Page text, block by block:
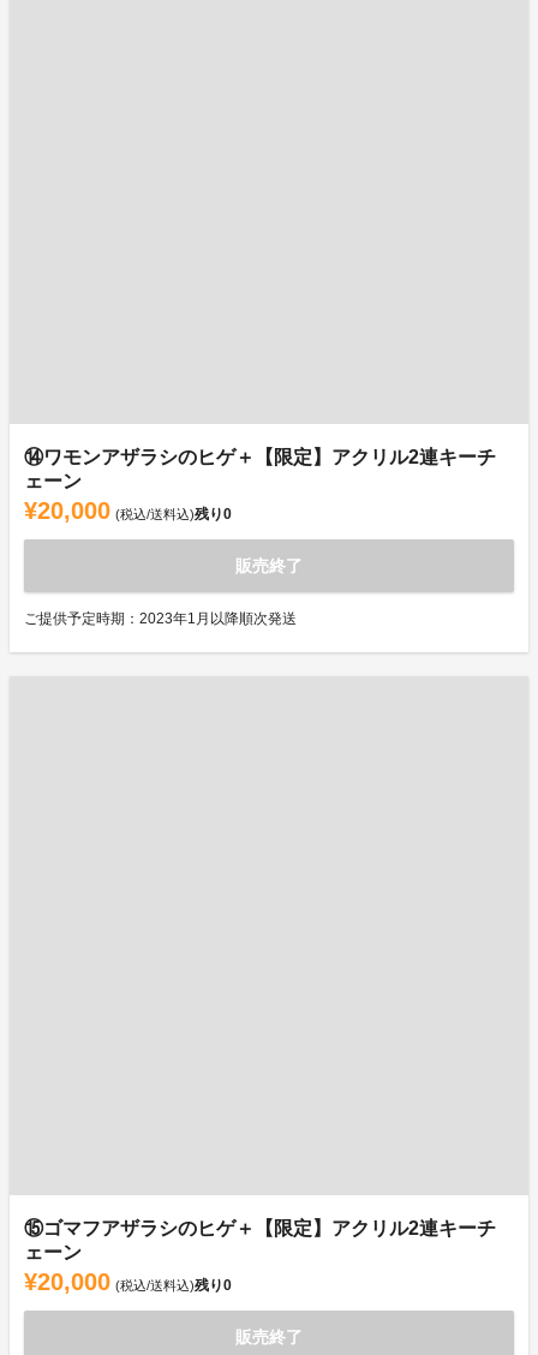
⑭ワモンアザラシのヒゲ＋【限定】アクリル2連キーチ
ェーン
¥20,000 (税込/送料込)残り0
販売終了
ご提供予定時期：2023年1月以降順次発送
⑮ゴマフアザラシのヒゲ＋【限定】アクリル2連キーチ
ェーン
¥20,000 (税込/送料込)残り0
販売終了